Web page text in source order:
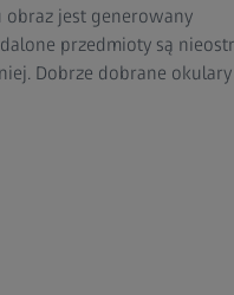
obraz jest generowany
przedmioty są
Dobrze dobrane okulary